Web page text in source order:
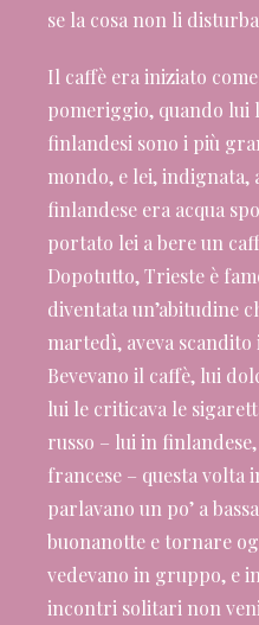
se la cosa non li
Il caffè era iniziato
pomeriggio, quando lui
finlandesi sono i più
mondo, e lei, indignata,
finlandese era acqua
portato lei a bere un
Dopotutto, Trieste è
diventata un’abitudine
martedì, aveva
Bevevano il caffè, lui
lui le criticava le
russo – lui in
francese – questa volta
parlavano un po’ a
buonanotte e tornare
vedevano in gruppo, e
incontri solitari non